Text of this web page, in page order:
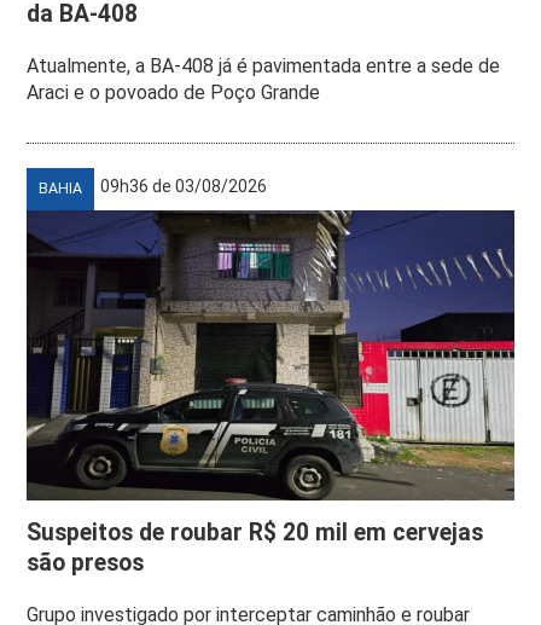
da BA-408
Atualmente, a BA-408 já é pavimentada entre a sede de
Araci e o povoado de Poço Grande
BAHIA 09h36 de 03/08/2026
Suspeitos de roubar R$ 20 mil em cervejas
são presos
Grupo investigado por interceptar caminhão e roubar